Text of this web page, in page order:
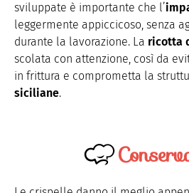
sviluppate è importante che l’
leggermente appiccicoso, senza
durante la lavorazione. La ricotta
scolata con attenzione, così da
in frittura e comprometta la
siciliane.